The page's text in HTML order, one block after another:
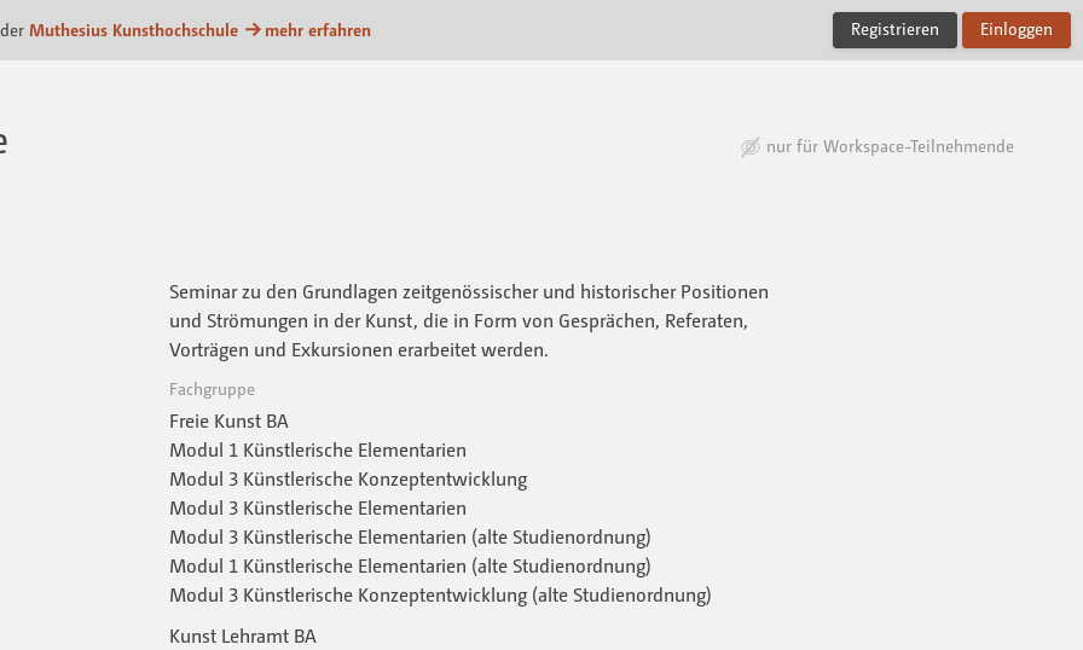
Muthesius Kunsthochschule mehr erfahren Registrieren Einloggen
nur für Workspace-Teilnehmende
Seminar zu den Grundlagen zeitgenössischer und historischer Positionen
und Strömungen in der Kunst, die in Form von Gesprächen, Referaten,
Vorträgen und Exkursionen erarbeitet werden.
Fachgruppe
Freie Kunst BA
Modul 1 Künstlerische Elementarien
Modul 3 Künstlerische Konzeptentwicklung
Modul 3 Künstlerische Elementarien
Modul 3 Künstlerische Elementarien (alte Studienordnung)
Modul 1 Künstlerische Elementarien (alte Studienordnung)
Modul 3 Künstlerische Konzeptentwicklung (alte Studienordnung)
Kunst Lehramt BA